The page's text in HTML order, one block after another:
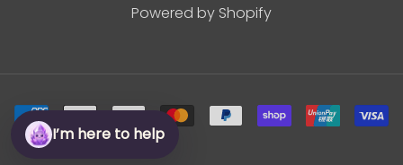
I’m here to help
Powered by Shopify